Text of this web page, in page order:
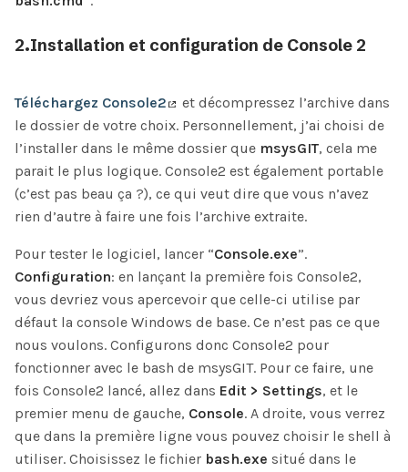
2.Installation et configuration de Console 2
Téléchargez Console2
et décompressez l’archive dans
le dossier de votre choix. Personnellement, j’ai choisi de
l’installer dans le même dossier que msysGIT, cela me
parait le plus logique. Console2 est également portable
(c’est pas beau ça ?), ce qui veut dire que vous n’avez
rien d’autre à faire une fois l’archive extraite.
Pour tester le logiciel, lancer “Console.exe”.
Configuration: en lançant la première fois Console2,
vous devriez vous apercevoir que celle-ci utilise par
défaut la console Windows de base. Ce n’est pas ce que
nous voulons. Configurons donc Console2 pour
fonctionner avec le bash de msysGIT. Pour ce faire, une
fois Console2 lancé, allez dans Edit > Settings, et le
premier menu de gauche, Console. A droite, vous verrez
que dans la première ligne vous pouvez choisir le shell à
utiliser. Choisissez le fichier bash.exe situé dans le